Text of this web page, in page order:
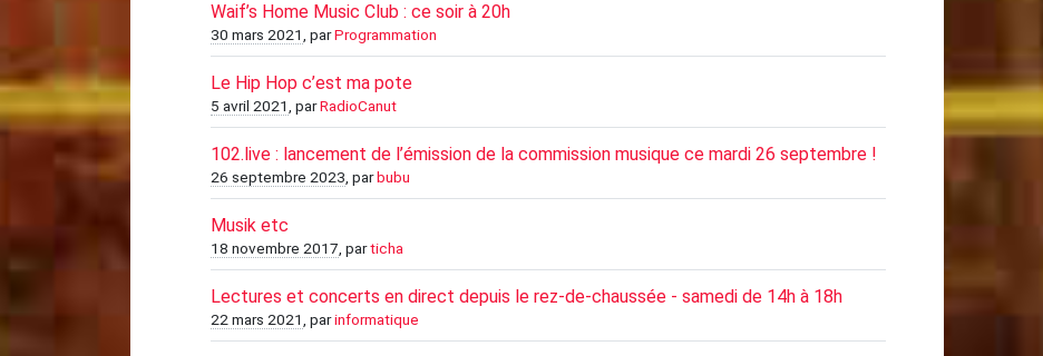
Waif’s Home Music Club : ce soir à 20h
30 mars 2021 , parProgrammation
Le Hip Hop c’est ma pote
5 avril 2021 , parRadioCanut
102.live : lancement de l’émission de la commission musique ce mardi 26 septembre !
26 septembre 2023 , parbubu
Musik etc
18 novembre 2017 , particha
Lectures et concerts en direct depuis le rez-de-chaussée - samedi de 14h à 18h
22 mars 2021 , parinformatique